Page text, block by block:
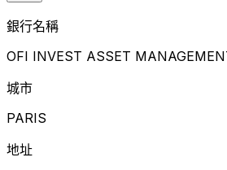
銀行名稱
OFI INVEST ASSET
城市
PARIS
地址